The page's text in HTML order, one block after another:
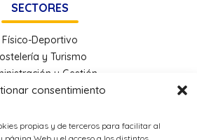
consentimiento
propias y de terceros para facilitar al
SECTORES
Físico-Deportivo
y Turismo
y Gestión
e Industria Digital
Energía